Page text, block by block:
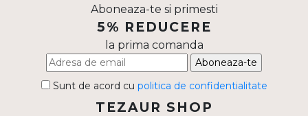
Aboneaza-te si primesti
5% REDUCERE
la prima comanda
Aboneaza-te
Sunt de acord cu politica de confidentialitate
TEZAUR SHOP